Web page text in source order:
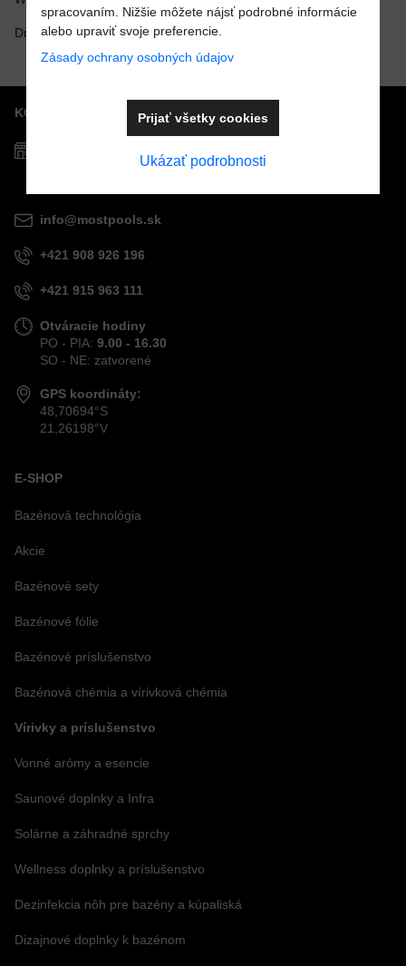
Druhy víriviek
KONTAKTY
info@mostpools.sk
+421 908 926 196
+421 915 963 111
Otváracie hodiny
PO - PIA: 9.00 - 16.30
SO - NE: zatvorené
GPS koordináty:
48,70694°S
21,26198°V
E-SHOP
Bazénová technológia
Akcie
Bazénové sety
Bazénové fólie
Bazénové príslušenstvo
Bazénová chémia a vírivková chémia
Vírivky a príslušenstvo
Vonné arómy a esencie
Saunové doplnky a Infra
Solárne a záhradné sprchy
Wellness doplnky a príslušenstvo
Dezinfekcia nôh pre bazény a kúpaliská
Dizajnové doplnky k bazénom
spracovaním. Nižšie môžete nájsť podrobné informácie
alebo upraviť svoje preferencie.
Zásady ochrany osobných údajov
Ukázať podrobnosti
Prijať všetky cookies